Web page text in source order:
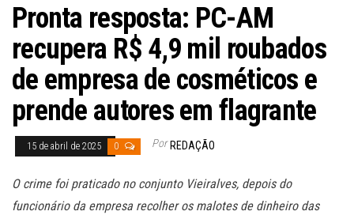
Pronta resposta: PC-AM
recupera R$ 4,9 mil roubados
de empresa de cosméticos e
prende autores em flagrante
15 de abril de 2025 0 Por REDAÇÃO
O crime foi praticado no conjunto Vieiralves, depois do
funcionário da empresa recolher os malotes de dinheiro das